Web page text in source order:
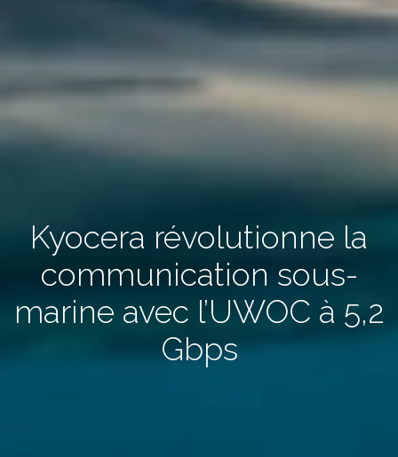
Kyocera révolutionne la
communication sous-
marine avec l’UWOC à 5,2
Gbps